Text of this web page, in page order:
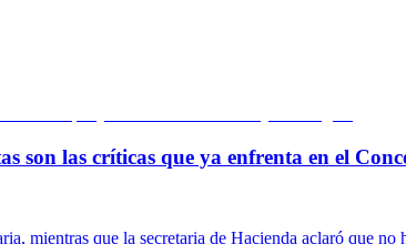
son las críticas que ya enfrenta en el
mientras que la secretaria de Hacienda aclaró que